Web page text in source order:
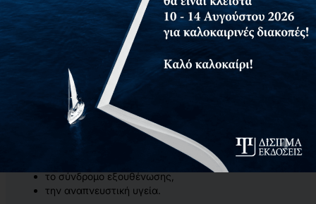
εστιάζοντας στους νέους. Τον πυρήνα του βιβλίου
απαρτίζουν ζητήματα που αφορούν τις διεργασίες της
σωματικής ανάπτυξης και της βιολογικής ωρίμανσης,
καθώς και την περιπλοκότητα του περιβάλλοντος της
προπονητικής της κολύμβησης.
Το βιβλίο χωρίζεται σε ενότητες που αφορούν τη
φυσιολογία της κολύμβησης, τον κινητικό έλεγχο, την
εμβιομηχανική και τη μακροπρόθεσμη ευεξία, ενώ
περιλαμβάνει ακόμη κεφάλαια σχετικά με:
την ενδυνάμωση και τη φυσική κατάσταση,
την απόκτηση δεξιοτήτων,
το σύνδρομο εξουθένωσης,
την αναπνευστική υγεία.